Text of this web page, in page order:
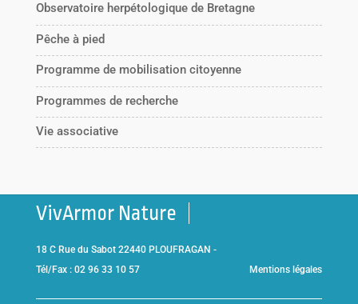
Observatoire herpétologique de Bretagne
Pêche à pied
Programme de mobilisation citoyenne
Programmes de recherche
Vie associative
VivArmor Nature
18 C Rue du Sabot 22440 PLOUFRAGAN -
Tél/Fax : 02 96 33 10 57
Mentions légales